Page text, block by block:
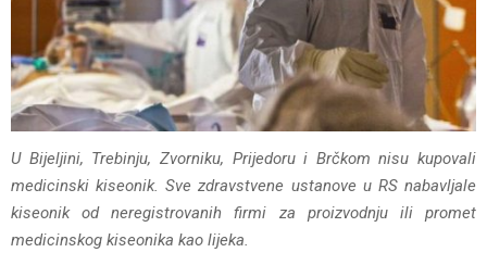
U Bijeljini, Trebinju, Zvorniku, Prijedoru i Brčkom nisu kupovali
medicinski kiseonik. Sve zdravstvene ustanove u RS nabavljale
kiseonik od neregistrovanih firmi za proizvodnju ili promet
medicinskog kiseonika kao lijeka.